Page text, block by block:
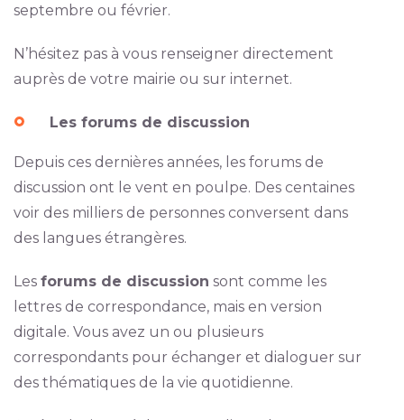
septembre ou février.
N’hésitez pas à vous renseigner directement
auprès de votre mairie ou sur internet.
Les forums de discussion
Depuis ces dernières années, les forums de
discussion ont le vent en poulpe. Des centaines
voir des milliers de personnes conversent dans
des langues étrangères.
Les forums de discussion sont comme les
lettres de correspondance, mais en version
digitale. Vous avez un ou plusieurs
correspondants pour échanger et dialoguer sur
des thématiques de la vie quotidienne.